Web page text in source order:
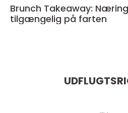
Brunch Takeaway:
tilgængelig på farten